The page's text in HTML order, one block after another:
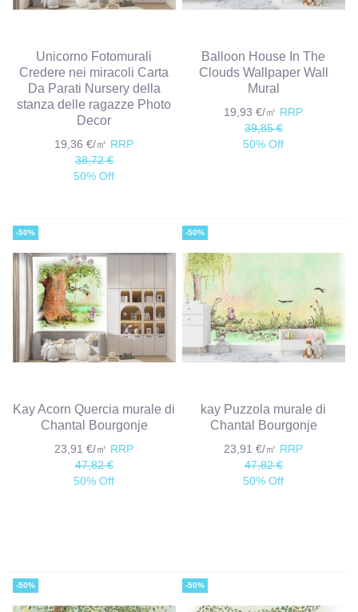
Unicorno Fotomurali
Credere nei miracoli Carta
Da Parati Nursery della
stanza delle ragazze Photo
Decor
19,36 €/㎡ RRP
38,72 €
50% Off
Balloon House In The
Clouds Wallpaper Wall
Mural
19,93 €/㎡ RRP
39,85 €
50% Off
-50%
Kay Acorn Quercia murale di
Chantal Bourgonje
23,91 €/㎡ RRP
47,82 €
50% Off
-50%
kay Puzzola murale di
Chantal Bourgonje
23,91 €/㎡ RRP
47,82 €
50% Off
-50% -50%